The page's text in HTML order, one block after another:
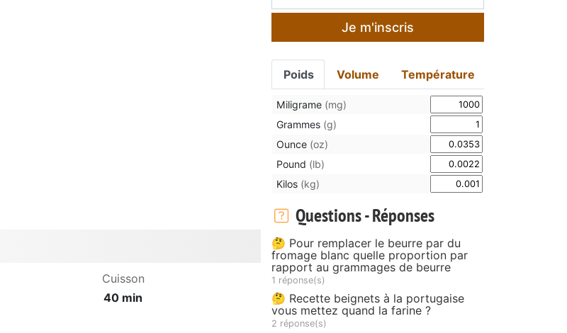
Cuisson
40 min
Je m'inscris
Poids Volume Température
Miligrame (mg)
Grammes (g)
Ounce (oz)
Pound (lb)
Kilos (kg)
Questions - Réponses
🤔 Pour remplacer le beurre par du
fromage blanc quelle proportion par
rapport au grammages de beurre
1 réponse(s)
🤔 Recette beignets à la portugaise
vous mettez quand la farine ?
2 réponse(s)